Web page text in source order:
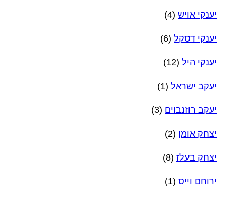
יענקי אויש (4)
יענקי דסקל (6)
יענקי היל (12)
יעקב ישראל (1)
יעקב רוזנבוים (3)
יצחק אומן (2)
יצחק בעלז (8)
ירוחם וייס (1)